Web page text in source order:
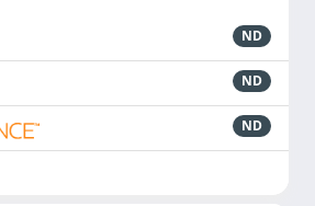
ND
ND
ND